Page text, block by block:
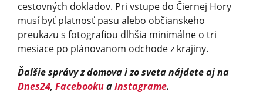
cestovných dokladov. Pri vstupe do Čiernej Hory
musí byť platnosť pasu alebo občianskeho
preukazu s fotografiou dlhšia minimálne o tri
mesiace po plánovanom odchode z krajiny.
Ďalšie správy z domova i zo sveta nájdete aj na
Dnes24, FacebookuaInstagrame.